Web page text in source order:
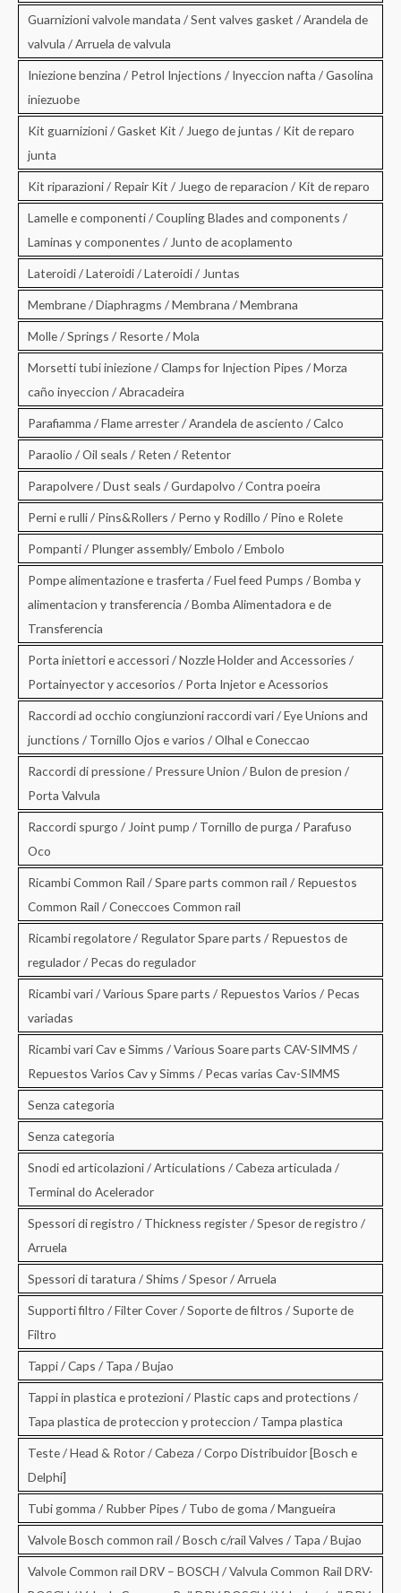
Guarnizioni valvole mandata / Sent valves gasket / Arandela de
valvula / Arruela de valvula
Iniezione benzina / Petrol Injections / Inyeccion nafta / Gasolina
iniezuobe
Kit guarnizioni / Gasket Kit / Juego de juntas / Kit de reparo
junta
Kit riparazioni / Repair Kit / Juego de reparacion / Kit de reparo
Lamelle e componenti / Coupling Blades and components /
Laminas y componentes / Junto de acoplamento
Lateroidi / Lateroidi / Lateroidi / Juntas
Membrane / Diaphragms / Membrana / Membrana
Molle / Springs / Resorte / Mola
Morsetti tubi iniezione / Clamps for Injection Pipes / Morza
caño inyeccion / Abracadeira
Parafiamma / Flame arrester / Arandela de asciento / Calco
Paraolio / Oil seals / Reten / Retentor
Parapolvere / Dust seals / Gurdapolvo / Contra poeira
Perni e rulli / Pins&Rollers / Perno y Rodillo / Pino e Rolete
Pompanti / Plunger assembly/ Embolo / Embolo
Pompe alimentazione e trasferta / Fuel feed Pumps / Bomba y
alimentacion y transferencia / Bomba Alimentadora e de
Transferencia
Porta iniettori e accessori / Nozzle Holder and Accessories /
Portainyector y accesorios / Porta Injetor e Acessorios
Raccordi ad occhio congiunzioni raccordi vari / Eye Unions and
junctions / Tornillo Ojos e varios / Olhal e Coneccao
Raccordi di pressione / Pressure Union / Bulon de presion /
Porta Valvula
Raccordi spurgo / Joint pump / Tornillo de purga / Parafuso
Oco
Ricambi Common Rail / Spare parts common rail / Repuestos
Common Rail / Coneccoes Common rail
Ricambi regolatore / Regulator Spare parts / Repuestos de
regulador / Pecas do regulador
Ricambi vari / Various Spare parts / Repuestos Varios / Pecas
variadas
Ricambi vari Cav e Simms / Various Soare parts CAV-SIMMS /
Repuestos Varios Cav y Simms / Pecas varias Cav-SIMMS
Senza categoria
Senza categoria
Snodi ed articolazioni / Articulations / Cabeza articulada /
Terminal do Acelerador
Spessori di registro / Thickness register / Spesor de registro /
Arruela
Spessori di taratura / Shims / Spesor / Arruela
Supporti filtro / Filter Cover / Soporte de filtros / Suporte de
Filtro
Tappi / Caps / Tapa / Bujao
Tappi in plastica e protezioni / Plastic caps and protections /
Tapa plastica de proteccion y proteccion / Tampa plastica
Teste / Head & Rotor / Cabeza / Corpo Distribuidor [Bosch e
Delphi]
Tubi gomma / Rubber Pipes / Tubo de goma / Mangueira
Valvole Bosch common rail / Bosch c/rail Valves / Tapa / Bujao
Valvole Common rail DRV – BOSCH / Valvula Common Rail DRV-